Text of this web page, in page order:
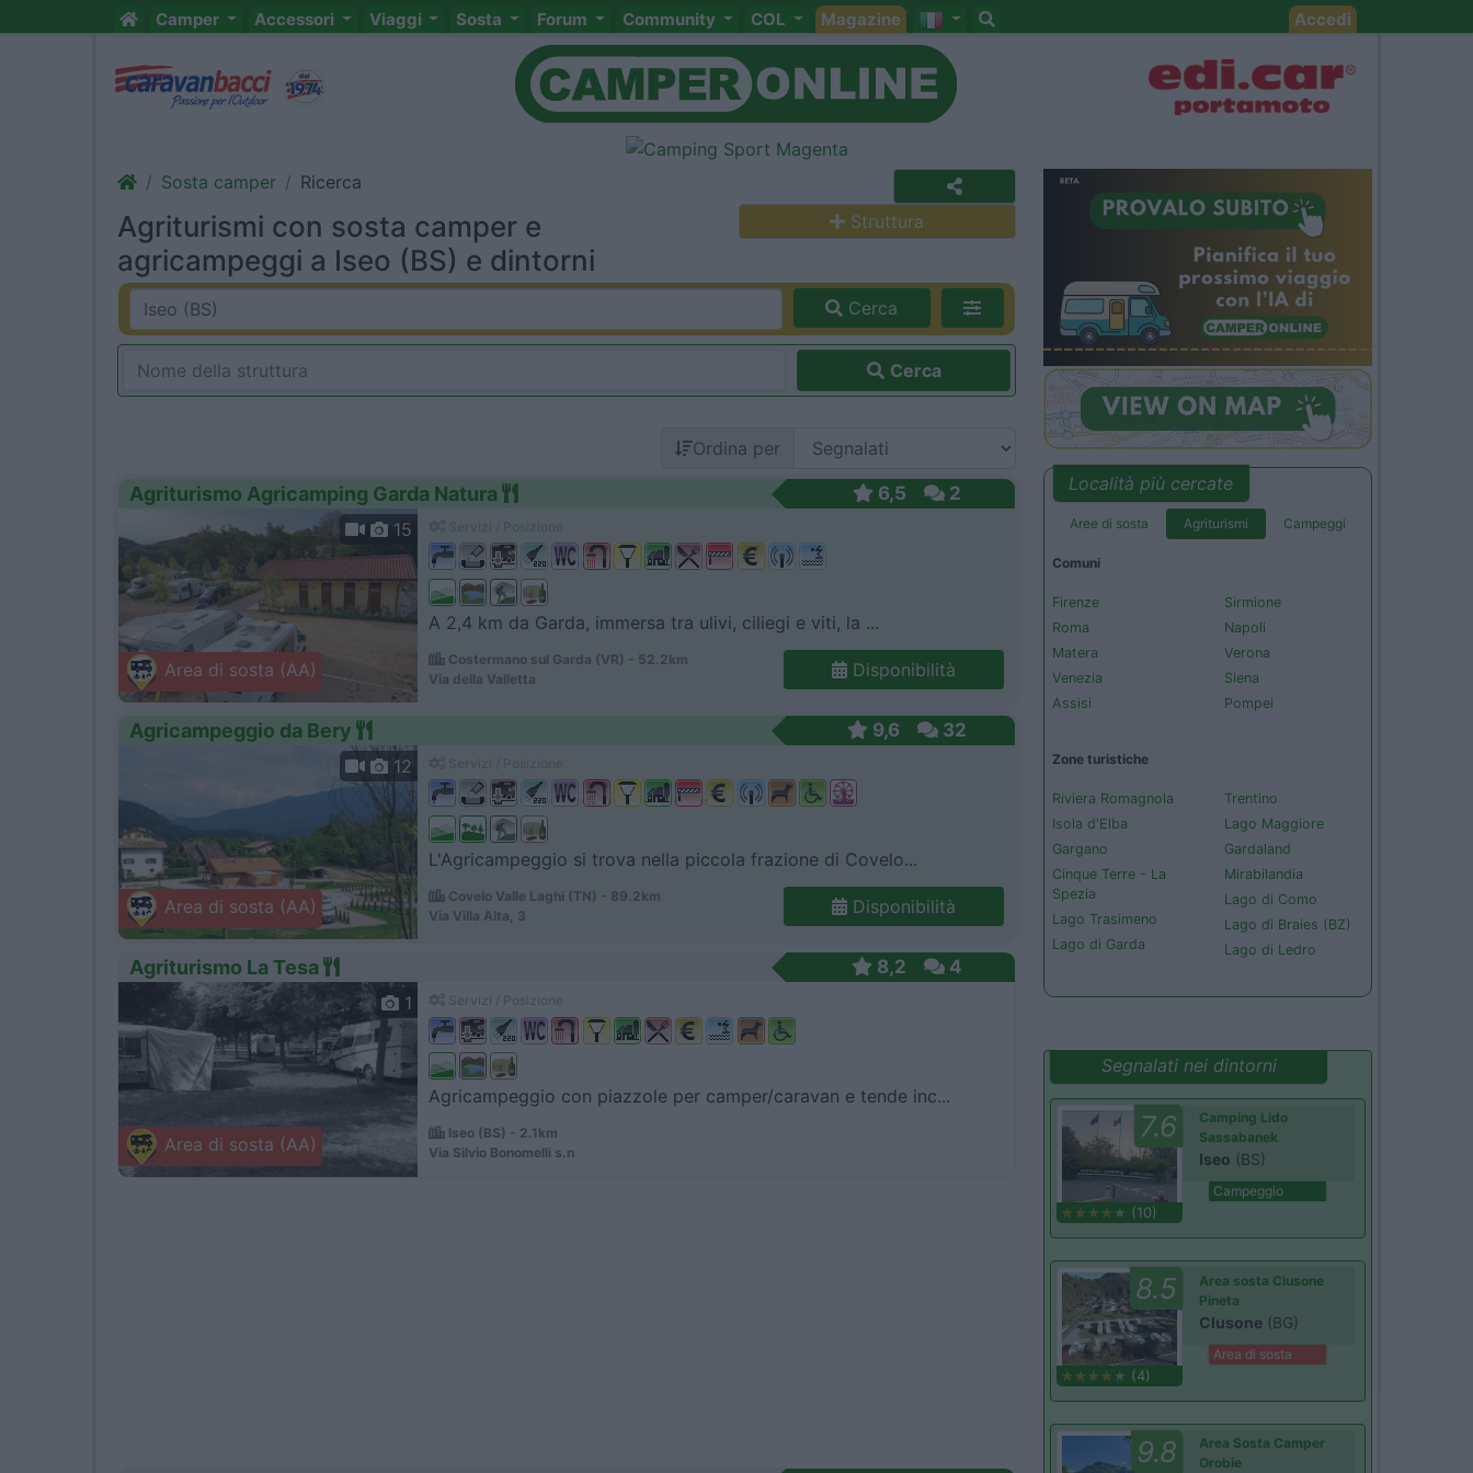
Camper Accessori Viaggi Sosta Forum Community COL Magazine Accedi
Sosta camper Ricerca
Agriturismi con sosta camper e
agricampeggi a Iseo (BS) e dintorni
Struttura
Cerca
Cerca
Ordina per
Agriturismo Agricamping Garda Natura 6,5 2
Area di sosta (AA)
15
A 2,4 km da Garda, immersa tra ulivi, ciliegi e viti, la ...
Costermano sul Garda (VR) - 52.2km
Via della Valletta
Disponibilità
Agricampeggio da Bery 9,6 32
Area di sosta (AA)
12
L'Agricampeggio si trova nella piccola frazione di Covelo...
Covelo Valle Laghi (TN) - 89.2km
Via Villa Alta, 3
Disponibilità
Agriturismo La Tesa 8,2 4
Area di sosta (AA)
1
Agricampeggio con piazzole per camper/caravan e tende inc...
Iseo (BS) - 2.1km
Via Silvio Bonomelli s.n
Località più cercate
Aree di sosta Agriturismi Campeggi
Comuni
Firenze
Roma
Matera
Venezia
Assisi
Sirmione
Napoli
Verona
Siena
Pompei
Zone turistiche
Riviera Romagnola
Isola d'Elba
Gargano
Cinque Terre - La
Spezia
Lago Trasimeno
Lago di Garda
Trentino
Lago Maggiore
Gardaland
Mirabilandia
Lago di Como
Lago di Braies (BZ)
Lago di Ledro
Segnalati nei dintorni
7.6
(10)
Camping Lido
Sassabanek
Iseo (BS)
Campeggio
8.5
(4)
Area sosta Clusone
Pineta
Clusone (BG)
Area di sosta
9.8
Area Sosta Camper
Orobie